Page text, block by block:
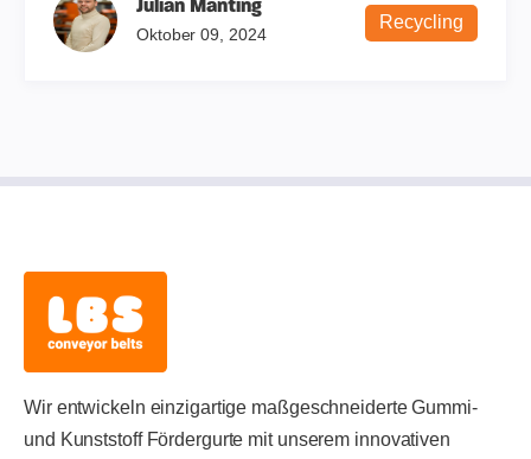
Julian Manting
Oktober 09, 2024
Recycling
Wir entwickeln einzigartige maßgeschneiderte Gummi-
und Kunststoff Fördergurte mit unserem innovativen